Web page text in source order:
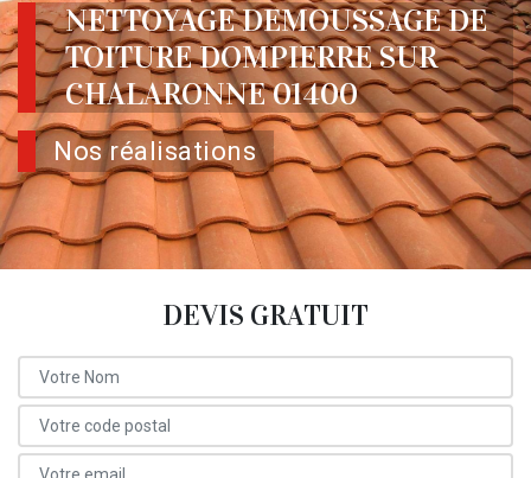
NETTOYAGE DEMOUSSAGE DE
TOITURE DOMPIERRE SUR
CHALARONNE 01400
Nos réalisations
DEVIS GRATUIT